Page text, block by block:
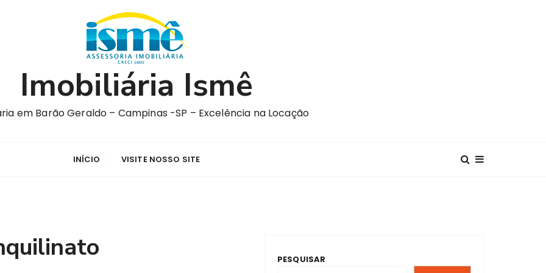
Imobiliária Ismê
em Barão Geraldo – Campinas -SP – Excelência na Locação
INÍCIO VISITE NOSSO SITE
PESQUISAR